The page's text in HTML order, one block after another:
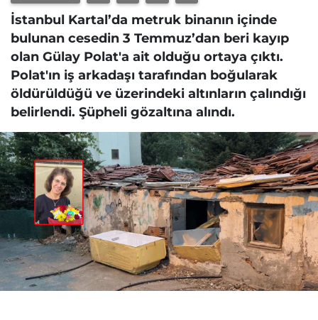
İstanbul Kartal’da metruk binanın içinde
bulunan cesedin 3 Temmuz’dan beri kayıp
olan Gülay Polat'a ait olduğu ortaya çıktı.
Polat'ın iş arkadaşı tarafından boğularak
öldürüldüğü ve üzerindeki altınların çalındığı
belirlendi. Şüpheli gözaltına alındı.